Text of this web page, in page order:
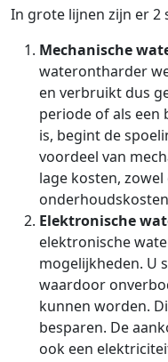
In grote lijnen zijn er
Mechanische
waterontharder
en verbruikt dus
periode of als
is, begint de
voordeel van
lage kosten,
Elektronische
elektronische
mogelijkheden. U
waardoor
kunnen worden.
besparen. De
ook een